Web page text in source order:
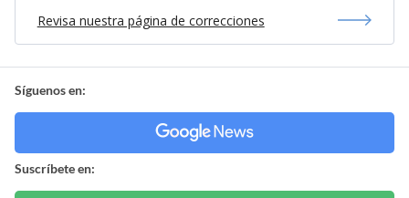
Revisa nuestra página de correcciones
Síguenos en:
Suscríbete en: